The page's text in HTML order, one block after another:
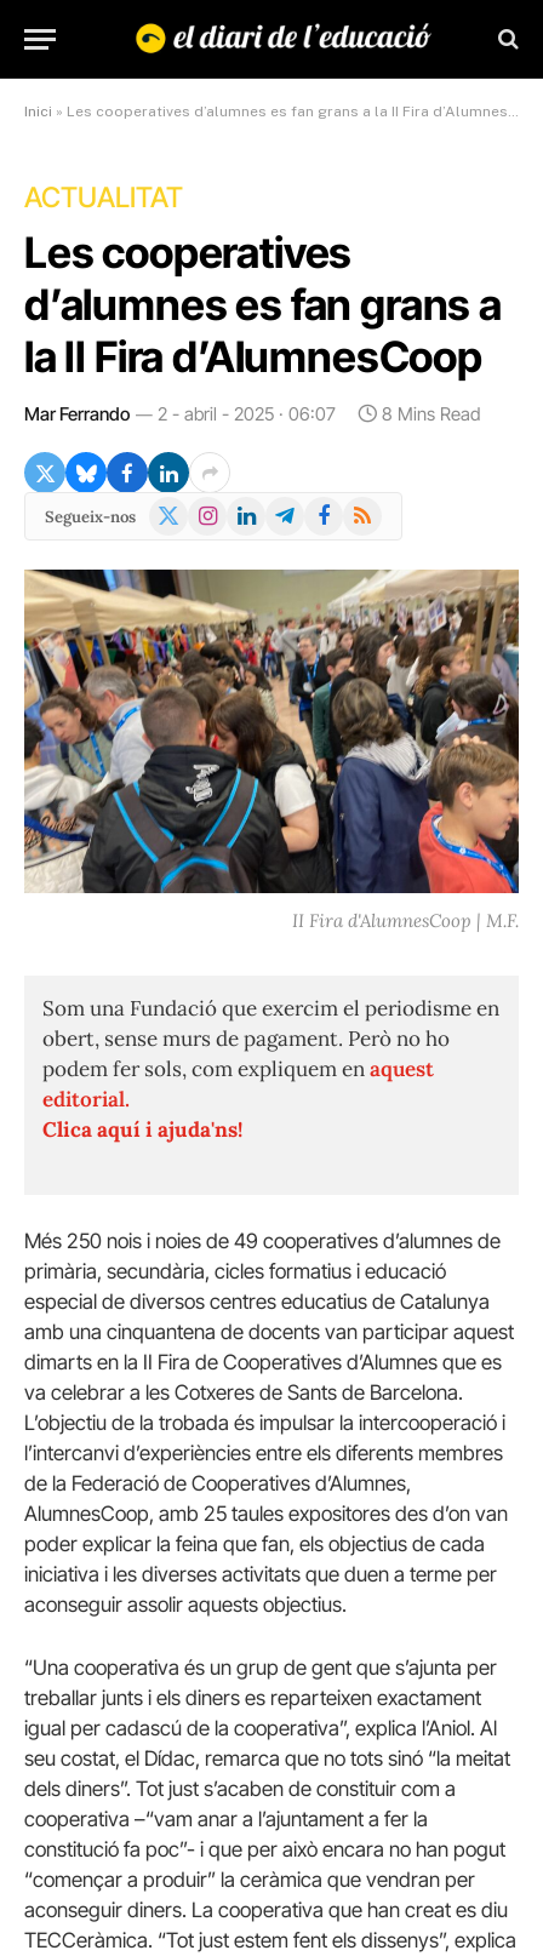
Inici » Les cooperatives d’alumnes es fan grans a la II Fira d’AlumnesCoop
ACTUALITAT
Les cooperatives
d’alumnes es fan grans a
la II Fira d’AlumnesCoop
Mar Ferrando 2 - abril - 2025 · 06:07 8 Mins Read
Segueix-nos
X
Instagram
LinkedInTelegramFacebook
RSS
II Fira d'AlumnesCoop | M.F.
Som una Fundació que exercim el periodisme en
obert, sense murs de pagament. Però no ho
podem fer sols, com expliquem enaquest
editorial.
Clica aquí i ajuda'ns!
Més 250 nois i noies de 49 cooperatives d’alumnes de
primària, secundària, cicles formatius i educació
especial de diversos centres educatius de Catalunya
amb una cinquantena de docents van participar aquest
dimarts en la II Fira de Cooperatives d’Alumnes que es
va celebrar a les Cotxeres de Sants de Barcelona.
L’objectiu de la trobada és impulsar la intercooperació i
l’intercanvi d’experiències entre els diferents membres
de la Federació de Cooperatives d’Alumnes,
AlumnesCoop, amb 25 taules expositores des d’on van
poder explicar la feina que fan, els objectius de cada
iniciativa i les diverses activitats que duen a terme per
aconseguir assolir aquests objectius.
“Una cooperativa és un grup de gent que s’ajunta per
treballar junts i els diners es reparteixen exactament
igual per cadascú de la cooperativa”, explica l’Aniol. Al
seu costat, el Dídac, remarca que no tots sinó “la meitat
dels diners”. Tot just s’acaben de constituir com a
cooperativa –“vam anar a l’ajuntament a fer la
constitució fa poc”- i que per això encara no han pogut
“començar a produir” la ceràmica que vendran per
aconseguir diners. La cooperativa que han creat es diu
TECCeràmica. “Tot just estem fent els dissenys”, explica